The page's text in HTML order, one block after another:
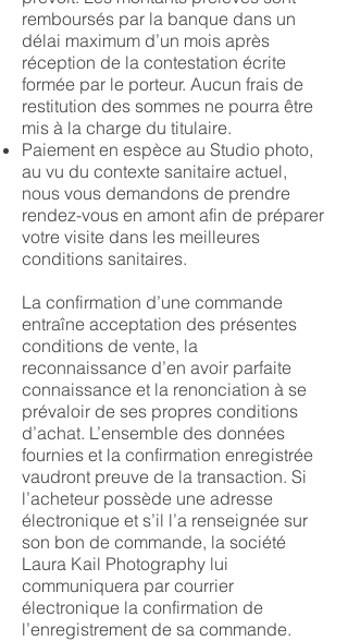
remboursés par la banque dans un
délai maximum d’un mois après
réception de la contestation écrite
formée par le porteur. Aucun frais de
restitution des sommes ne pourra être
mis à la charge du titulaire.
Paiement en espèce au Studio photo,
au vu du contexte sanitaire actuel,
nous vous demandons de prendre
rendez-vous en amont afin de préparer
votre visite dans les meilleures
conditions sanitaires.
La confirmation d’une commande
entraîne acceptation des présentes
conditions de vente, la
reconnaissance d’en avoir parfaite
connaissance et la renonciation à se
prévaloir de ses propres conditions
d’achat. L’ensemble des données
fournies et la confirmation enregistrée
vaudront preuve de la transaction. Si
l’acheteur possède une adresse
électronique et s’il l’a renseignée sur
son bon de commande, la société
Laura Kail Photography lui
communiquera par courrier
électronique la confirmation de
l’enregistrement de sa commande.